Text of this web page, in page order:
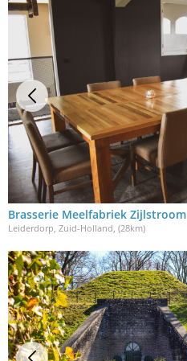
Brasserie Meelfabriek Zijlstroom
Leiderdorp, Zuid-Holland , (28km)